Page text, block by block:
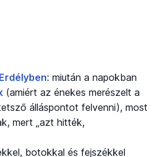
Erdélyben: miután a napokban
(amiért az énekes merészelt a
álláspontot felvenni), most
mert „azt hitték,
botokkal és fejszékkel